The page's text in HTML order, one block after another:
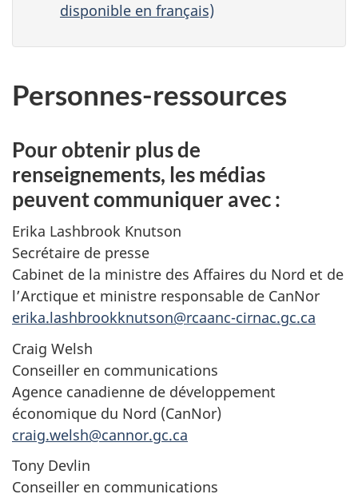
disponible en français)
Personnes-ressources
Pour obtenir plus de
renseignements, les médias
peuvent communiquer avec :
Erika Lashbrook Knutson
Secrétaire de presse
Cabinet de la ministre des Affaires du Nord et de
l’Arctique et ministre responsable de CanNor
erika.lashbrookknutson@rcaanc-cirnac.gc.ca
Craig Welsh
Conseiller en communications
Agence canadienne de développement
économique du Nord (CanNor)
craig.welsh@cannor.gc.ca
Tony Devlin
Conseiller en communications